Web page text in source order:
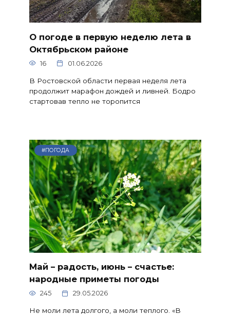
О погоде в первую неделю лета в
Октябрьском районе
16 01.06.2026
В Ростовской области первая неделя лета
продолжит марафон дождей и ливней. Бодро
стартовав тепло не торопится
#ПОГОДА
Май – радость, июнь – счастье:
народные приметы погоды
245 29.05.2026
Не моли лета долгого, а моли теплого. «В